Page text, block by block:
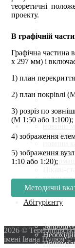
новини
співпраці
механіки
календар
Абітурієнту
теоретичні
проекту.
В графічній
Графічна частина
х 297 мм) і
1) план
2) план покрівлі
3) розріз по
(М 1:50 або 1:100);
4) зображення
5) зображення
1:10 або 1:20);
Методичні
2026 ©
імені Івана Пулюя ©